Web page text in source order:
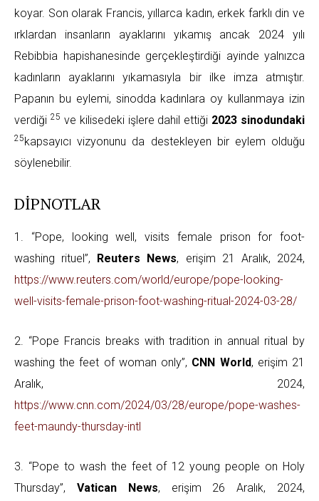
koyar. Son olarak Francis, yıllarca kadın, erkek farklı din ve
ırklardan insanların ayaklarını yıkamış ancak 2024 yılı
Rebibbia hapishanesinde gerçekleştirdiği ayinde yalnızca
kadınların ayaklarını yıkamasıyla bir ilke imza atmıştır.
Papanın bu eylemi, sinodda kadınlara oy kullanmaya izin
verdiği 25 ve kilisedeki işlere dahil ettiği 2023 sinodundaki
25 kapsayıcı vizyonunu da destekleyen bir eylem olduğu
söylenebilir.
DİPNOTLAR
1. “Pope, looking well, visits female prison for foot-
washing rituel”,
Reuters News, erişim 21 Aralık, 2024,
https://www.reuters.com/world/europe/pope-looking-
well-visits-female-prison-foot-washing-ritual-2024-03-28/
2. “Pope Francis breaks with tradition in annual ritual by
washing the feet of woman only”, CNN World, erişim 21
Aralık, 2024,
https://www.cnn.com/2024/03/28/europe/pope-washes-
feet-maundy-thursday-intl
3. “Pope to wash the feet of 12 young people on Holy
Thursday”, Vatican News, erişim 26 Aralık, 2024,